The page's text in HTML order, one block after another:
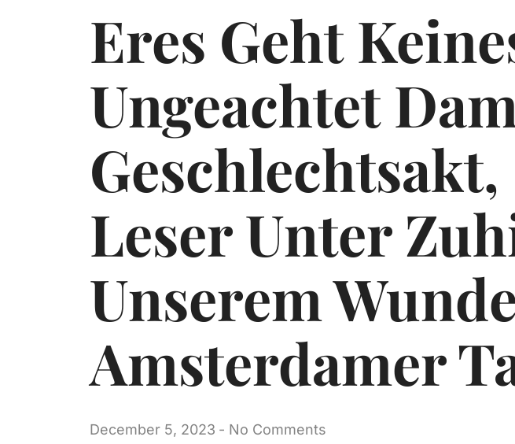
Eres Geht
Ungeachtet
Leser Unter
Unserem
Amsterdamer
December 5, 2023 - No Comments